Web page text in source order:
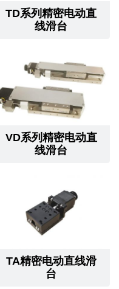
TD系列精密电动直
线滑台
VD系列精密电动直
线滑台
TA精密电动直线滑
台